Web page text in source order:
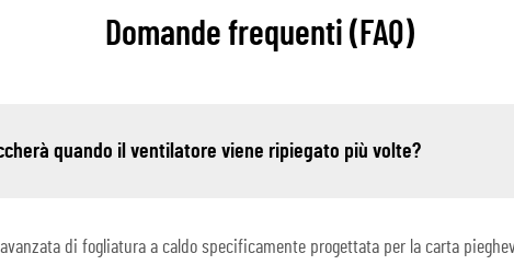
Domande frequenti (FAQ)
quando il ventilatore viene ripiegato più volte?
di fogliatura a caldo specificamente progettata per la carta